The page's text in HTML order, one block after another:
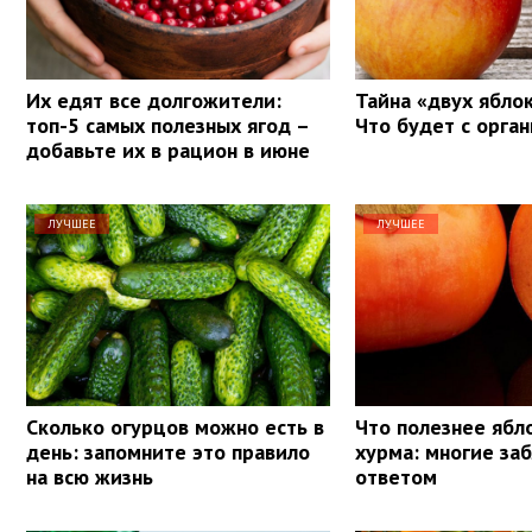
Их едят все долгожители:
топ-5 самых полезных ягод –
добавьте их в рацион в июне
Тайна «двух
Что будет с
ЛУЧШЕЕ
Сколько огурцов можно есть в
день: запомните это правило
на всю жизнь
ЛУЧШЕЕ
Что полезнее
хурма: многие
ответом